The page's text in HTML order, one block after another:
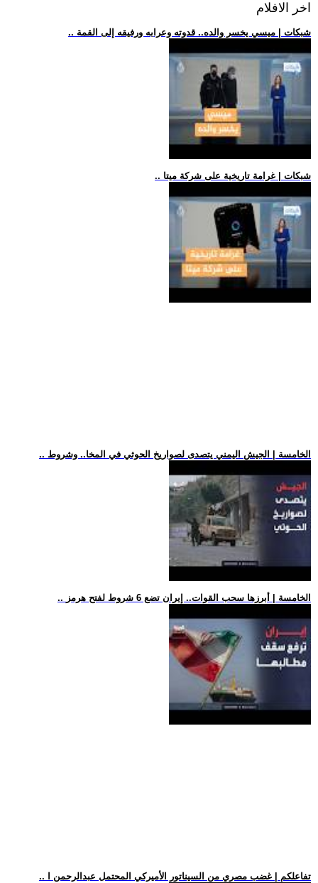
اخر الافلام
.. شبكات | ميسي يخسر والده.. قدوته وعرابه ورفيقه إلى القمة
.. شبكات | غرامة تاريخية على شركة ميتا
.. الخامسة | الجيش اليمني يتصدى لصواريخ الحوثي في المخا.. وشروط
.. الخامسة | أبرزها سحب القوات.. إيران تضع 6 شروط لفتح هرمز
.. تفاعلكم | غضب مصري من السيناتور الأميركي المحتمل عبدالرحمن ا